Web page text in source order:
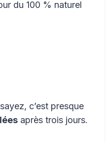
du 100 % naturel
c’est presque
après trois jours.